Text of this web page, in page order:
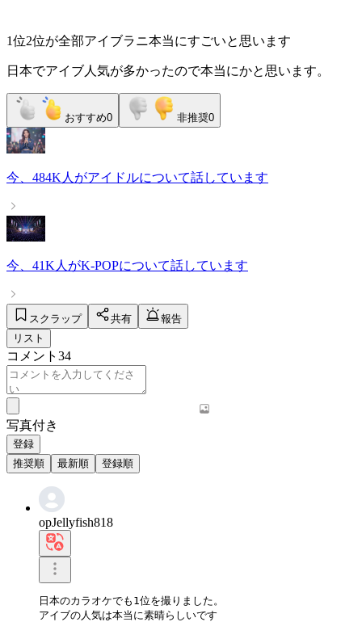
1位2位が全部アイブラニ本当にすごいと思います
日本でアイブ人気が多かったので本当にかと思います。
おすすめ0 非推奨0
今、 484K人 がアイドルについて話しています
今、 41K人 がK-POPについて話しています
スクラップ 共有
報告
リスト
コメント 34
写真付き
登録
推奨順
最新順 登録順
opJellyfish818
日本のカラオケでも1位を撮りました。
アイブの人気は本当に素晴らしいです